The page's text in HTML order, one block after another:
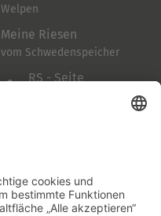
Welpen
Meine Riesen
vom Schwedenspeicher
RS - Seite